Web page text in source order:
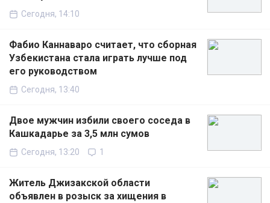
Сегодня, 14:10
Фабио Каннаваро считает, что сборная
Узбекистана стала играть лучше под
его руководством
Сегодня, 13:40
Двое мужчин избили своего соседа в
Кашкадарье за 3,5 млн сумов
Сегодня, 13:20 1
Житель Джизакской области
объявлен в розыск за хищения в